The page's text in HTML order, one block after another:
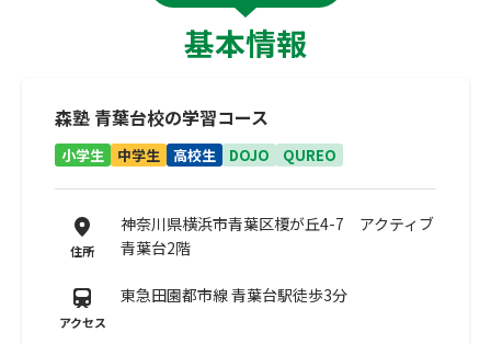
基本情報
森塾 青葉台校の学習コース
小学生 中学生 高校生 DOJO QUREO
住所
神奈川県横浜市青葉区榎が丘4-7 アクティブ
青葉台2階
アクセス
東急田園都市線 青葉台駅徒歩3分